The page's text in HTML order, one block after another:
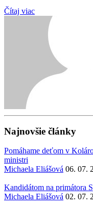
Čítaj viac
Najnovšie články
Pomáhame deťom v
ministri
Michaela Eliášová 06. 07.
Kandidátom na primátora
Michaela Eliášová 02. 07.